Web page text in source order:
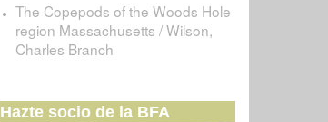
The Copepods of the Woods Hole
region Massachusetts / Wilson,
Charles Branch
Hazte socio de la BFA